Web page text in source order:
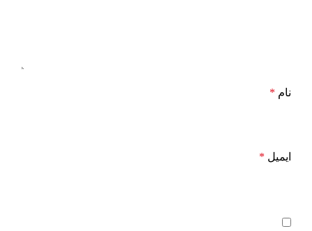
نام *
ایمیل *